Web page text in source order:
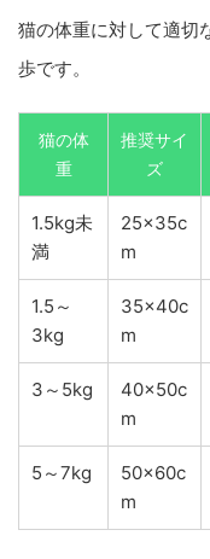
猫の体重に対して適切
歩です。
猫の体
重
推奨サイ
ズ
1.5kg未
満
25×35c
m
1.5～
3kg
35×40c
m
3～5kg
40×50c
m
5～7kg
50×60c
m